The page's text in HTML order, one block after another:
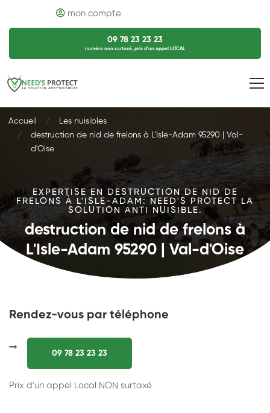
mon compte
09 78 23 23 23
numéro non surtaxé, prix d’un appel LOCAL
Accueil
Les nuisibles
destruction de nid de frelons à L'Isle-Adam 95290 | Val-
d'Oise
EXPERTISE EN DESTRUCTION DE NID DE
FRELONS À L'ISLE-ADAM: NEED'S PROTECT LA
SOLUTION ANTI NUISIBLE.
destruction de nid de frelons à
L'Isle-Adam 95290 | Val-d'Oise
Rendez-vous par téléphone
09 78 23 23 23
Prix d'un appel Local NON surtaxé